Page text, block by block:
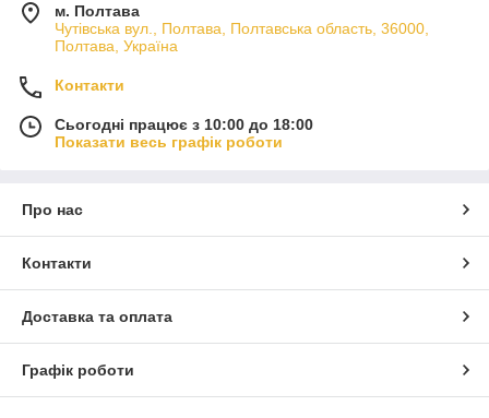
м. Полтава
Чутівська вул., Полтава, Полтавська область, 36000,
Полтава, Україна
Контакти
Сьогодні працює з 10:00 до 18:00
Показати весь графік роботи
Про нас
Контакти
Доставка та оплата
Графік роботи